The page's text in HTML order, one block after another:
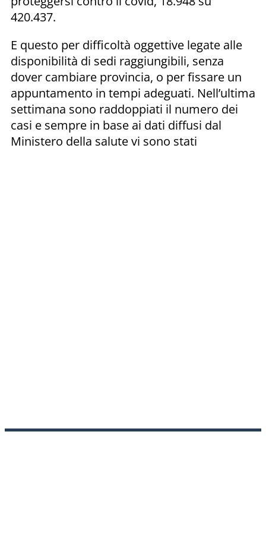
420.437.
E questo per difficoltà oggettive legate alle
disponibilità di sedi raggiungibili, senza
dover cambiare provincia, o per fissare un
appuntamento in tempi adeguati. Nell’ultima
settimana sono raddoppiati il numero dei
casi e sempre in base ai dati diffusi dal
Ministero della salute vi sono stati